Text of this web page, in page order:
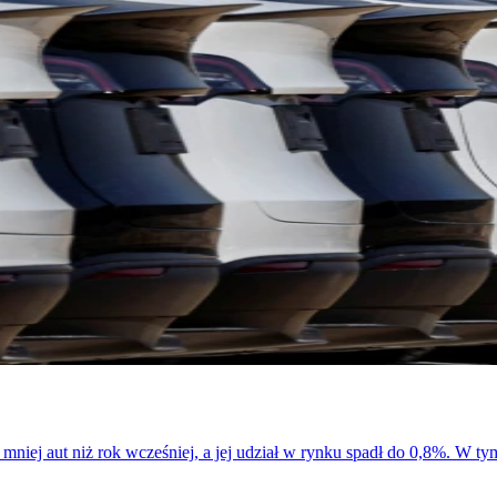
aut niż rok wcześniej, a jej udział w rynku spadł do 0,8%. W